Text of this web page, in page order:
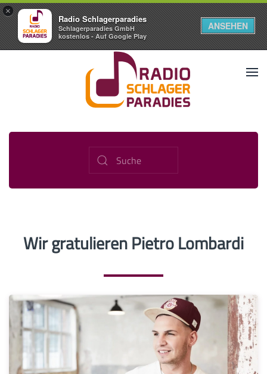
×
Radio Schlagerparadies
Schlagerparadies GmbH
kostenlos - Auf Google Play
ANSEHEN
Wir gratulieren Pietro Lombardi